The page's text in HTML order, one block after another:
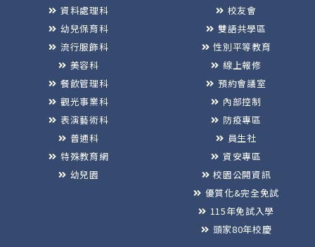
資料處理科
幼兒保育科
流行服飾科
美容科
餐飲管理科
觀光事業科
表演藝術科
普通科
特殊教育網
幼兒園
校友會
雙語共學區
性別平等教育
線上報修
預約會議室
內部控制
防疫專區
員生社
資安專區
校園公開資訊
優質化&完全免試
115年免試入學
頭家80年校慶